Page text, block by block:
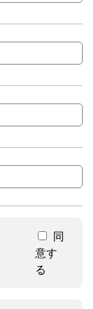
同
意す
る